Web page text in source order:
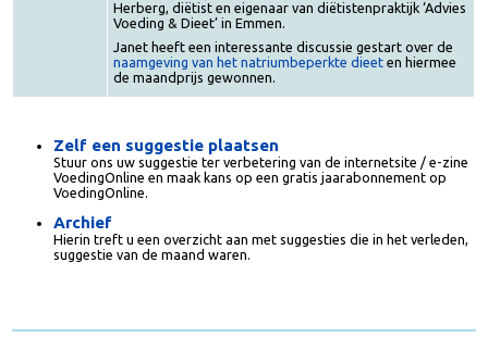
De suggestie van de maand (een gratis jaarabonnement
VoedingOnline) is gewonnen door Janet Noome-van
Herberg, diëtist en eigenaar van diëtistenpraktijk
Voeding & Dieet’ in Emmen.
Janet heeft een interessante discussie gestart over de
naamgeving van het natriumbeperkte dieeten hiermee
Zelf een suggestie plaatsen
Stuur ons uw suggestie ter verbetering van de internetsite / e-
VoedingOnline en maak kans op een gratis jaarabonnement op
VoedingOnline.
Archief